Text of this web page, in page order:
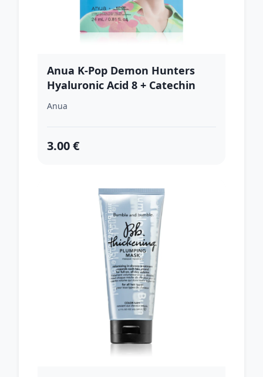
Anua K-Pop Demon Hunters
Hyaluronic Acid 8 + Catechin
hydratačná plátienková maska
Anua
3.00 €